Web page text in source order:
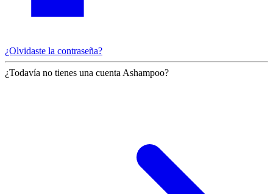
¿Olvidaste la contraseña?
¿Todavía no tienes una cuenta Ashampoo?